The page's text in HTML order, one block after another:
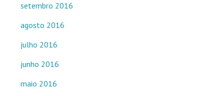
setembro 2016
agosto 2016
julho 2016
junho 2016
maio 2016